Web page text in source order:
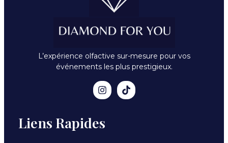
L’expérience olfactive sur-mesure pour vos
événements les plus prestigieux.
Liens Rapides